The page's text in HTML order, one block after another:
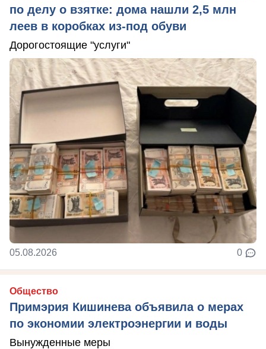
по делу о взятке: дома нашли 2,5 млн
леев в коробках из-под обуви
Дорогостоящие "услуги"
05.08.2026 0
Общество
Примэрия Кишинева объявила о мерах
по экономии электроэнергии и воды
Вынужденные меры